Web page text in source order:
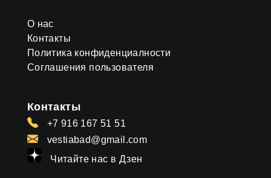
О нас
Контакты
Политика конфиденциалности
Соглашения пользователя
Контакты
+7 916 167 51 51
vestiabad@gmail.com
Читайте нас в Дзен